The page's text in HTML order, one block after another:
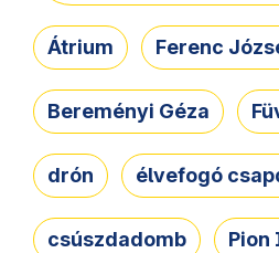
Átrium Ferenc
Bereményi Géza
drón élvefogó
csúszdadomb Pion